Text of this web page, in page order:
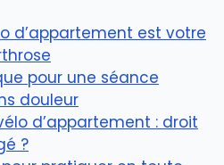
d’appartement est votre
pour une séance
douleur
d’appartement : droit
?